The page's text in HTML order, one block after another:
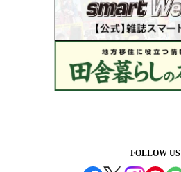
FOLLOW US